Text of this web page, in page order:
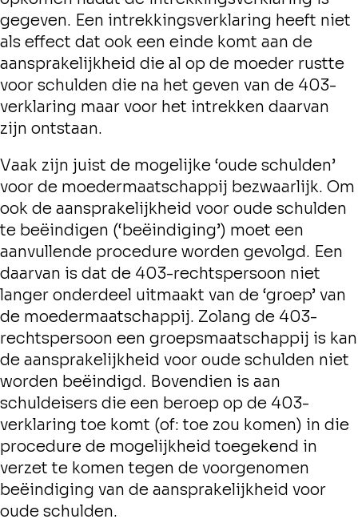
gegeven. Een intrekkingsverklaring heeft niet
als effect dat ook een einde komt aan de
aansprakelijkheid die al op de moeder rustte
voor schulden die na het geven van de 403-
verklaring maar voor het intrekken daarvan
zijn ontstaan.
Vaak zijn juist de mogelijke ‘oude schulden’
voor de moedermaatschappij bezwaarlijk. Om
ook de aansprakelijkheid voor oude schulden
te beëindigen (‘beëindiging’) moet een
aanvullende procedure worden gevolgd. Een
daarvan is dat de 403-rechtspersoon niet
langer onderdeel uitmaakt van de ‘groep’ van
de moedermaatschappij. Zolang de 403-
rechtspersoon een groepsmaatschappij is kan
de aansprakelijkheid voor oude schulden niet
worden beëindigd. Bovendien is aan
schuldeisers die een beroep op de 403-
verklaring toe komt (of: toe zou komen) in die
procedure de mogelijkheid toegekend in
verzet te komen tegen de voorgenomen
beëindiging van de aansprakelijkheid voor
oude schulden.